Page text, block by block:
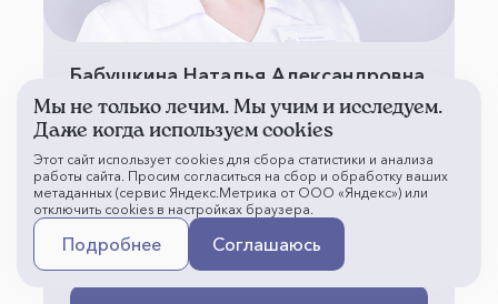
Бабушкина Наталья Александровна
Врач-оториноларинголог
поликлинического отделения № 4
Стаж - 28 лет
Отзывы -
Первичный прием - 4 000 ₽
Мы не только лечим. Мы учим и исследуем.
Даже когда используем cookies
Этот сайт использует cookies для сбора статистики и анализа
работы сайта. Просим согласиться на сбор и обработку ваших
метаданных (сервис Яндекс.Метрика от ООО «Яндекс») или
отключить cookies в настройках браузера.
Подробнее Соглашаюсь